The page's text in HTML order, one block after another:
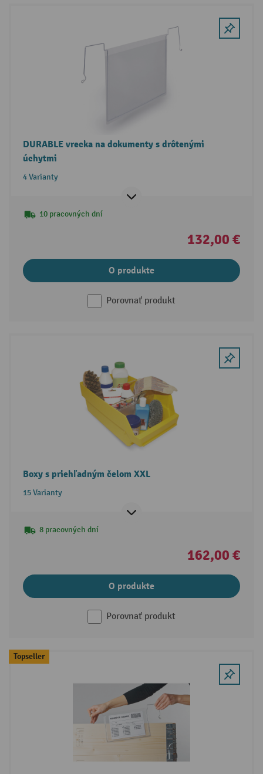
DURABLE vrecka na dokumenty s drôtenými
úchytmi
4 Varianty
10 pracovných dní
132,00 €
O produkte
Porovnať produkt
Boxy s priehľadným čelom XXL
15 Varianty
8 pracovných dní
162,00 €
O produkte
Porovnať produkt
Topseller